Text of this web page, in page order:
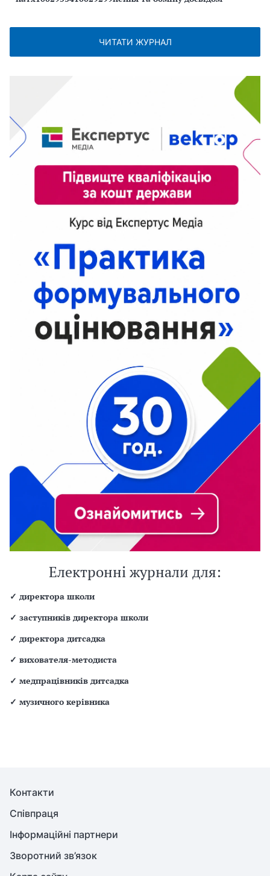
ЧИТАТИ ЖУРНАЛ
Електронні журнали для:
✓ директора школи
✓ заступників директора школи
✓ директора дитсадка
✓ вихователя-методиста
✓ медпрацівників дитсадка
✓ музичного керівника
Контакти
Співпраця
Інформаційні партнери
Зворотний зв’язок